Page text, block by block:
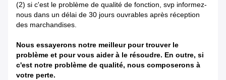
(2) si c'est le problème de qualité de fonction, svp informez-
nous dans un délai de 30 jours ouvrables après réception
des marchandises.
Nous essayerons notre meilleur pour trouver le
problème et pour vous aider à le résoudre. En outre, si
c'est notre problème de qualité, nous composerons à
votre perte.